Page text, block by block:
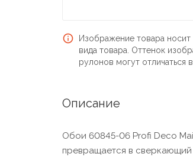
Изображение товара носит
вида товара. Оттенок
рулонов могут отличаться
Описание
Обои 60845-06 Profi Deco
превращается в